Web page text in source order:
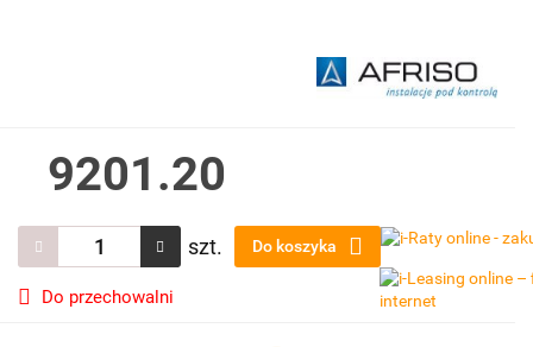
9201.20
szt. Do koszyka
Do przechowalni